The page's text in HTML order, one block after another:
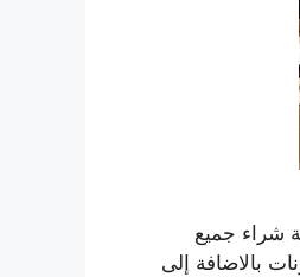
شراء جميع
بالاضافة إلى